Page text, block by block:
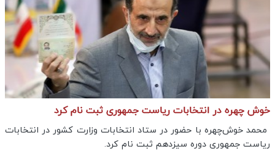
خوش چهره در انتخابات ریاست جمهوری ثبت نام کرد
محمد خوش‌چهره با حضور در ستاد انتخابات وزارت کشور در انتخابات
ریاست جمهوری دوره سیزدهم ثبت نام کرد.